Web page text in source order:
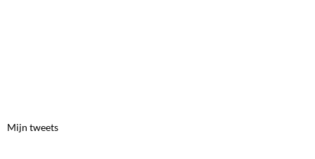
Mijn tweets